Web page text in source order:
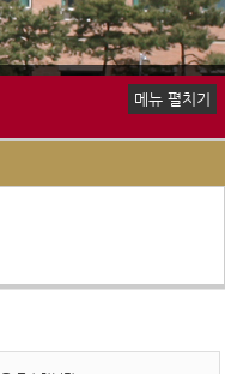
메뉴 펼치기